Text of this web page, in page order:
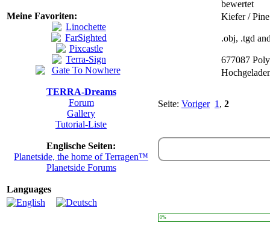
Meine Favoriten:
TERRA-Dreams
Forum
Gallery
Tutorial-Liste
Englische Seiten:
Planetside, the home of Terragen™
Planetside Forums
Languages
Kiefer / Pine
.obj, .tgd
677087
Seite: Voriger 1 , 2
0%